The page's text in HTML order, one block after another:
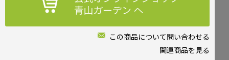
この商品について問い合わせる
関連商品を見る